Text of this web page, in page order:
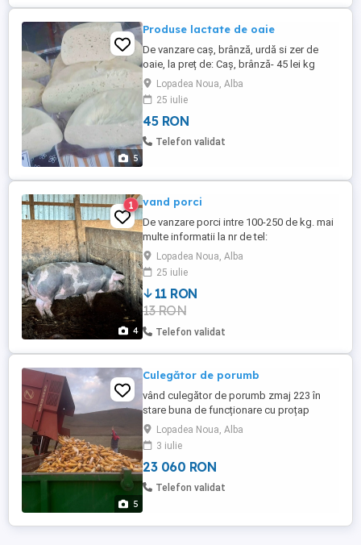
5
Produse lactate de oaie
De vanzare caș, brânză, urdă si zer de
oaie, la preț de: Caș, brânză- 45 lei kg
Urdă- 35 lei kg Zer - 4 lei l
Lopadea Noua, Alba
25 iulie
45 RON
Telefon validat
4
1 vand porci
De vanzare porci intre 100-250 de kg. mai
multe informatii la nr de tel:
Lopadea Noua, Alba
25 iulie
11 RON
13 RON
Telefon validat
5
Culegător de porumb
vând culegător de porumb zmaj 223 în
stare buna de funcționare cu proțap
hidraulic tocător helicopter Detalii
Lopadea Noua, Alba
3 iulie
23 060 RON
Telefon validat